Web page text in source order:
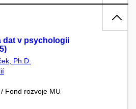
dat v psychologii
Ph.D.
Fond rozvoje MU